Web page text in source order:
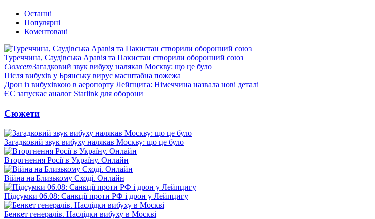
Останні
Популярні
Коментовані
Туреччина, Саудівська Аравія та Пакистан створили оборонний союз
СюжетЗагадковий звук вибуху налякав Москву: що це було
Після вибухів у Брянську вирує масштабна пожежа
Дрон із вибухівкою в аеропорту Лейпцига: Німеччина назвала нові деталі
ЄС запускає аналог Starlink для оборони
Сюжети
Загадковий звук вибуху налякав Москву: що це було
Вторгнення Росії в Україну. Онлайн
Війна на Близькому Сході. Онлайн
Підсумки 06.08: Санкції проти РФ і дрон у Лейпцигу
Бенкет генералів. Наслідки вибуху в Москві